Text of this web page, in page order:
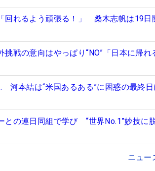
回れるよう頑張る！」 桑木志帆は19日
戦の意向はやっぱり“NO”「日本に帰れ
河本結は“米国あるある”に困惑の最終
との連日同組で学び “世界No.1”妙技に
ニュー